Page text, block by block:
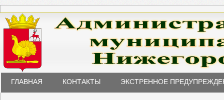
ГЛАВНАЯ КОНТАКТЫ ЭКСТРЕННОЕ